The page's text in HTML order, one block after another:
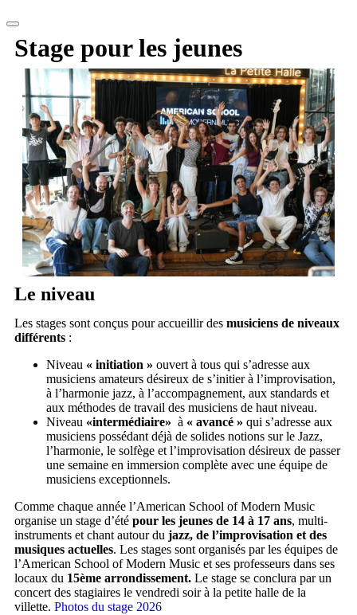
Stage pour les jeunes
Le niveau
Les stages sont conçus pour accueillir des musiciens de niveaux
différents :
Niveau « initiation » ouvert à tous qui s’adresse aux
musiciens amateurs désireux de s’initier à l’improvisation,
à l’harmonie jazz, à l’accompagnement, aux standards et
aux méthodes de travail des musiciens de haut niveau.
Niveau «intermédiaire» à « avancé » qui s’adresse aux
musiciens possédant déjà de solides notions sur le Jazz,
l’harmonie, le solfège et l’improvisation désireux de passer
une semaine en immersion complète avec une équipe de
musiciens exceptionnels.
Comme chaque année l’American School of Modern Music
organise un stage d’été pour les jeunes de 14 à 17 ans, multi-
instruments et chant autour du jazz, de l’improvisation et des
musiques actuelles. Les stages sont organisés par les équipes de
l’American School of Modern Music et ses professeurs dans ses
locaux du 15ème arrondissement.
concert des stagiaires le vendredi soir à la petite halle de la
villette. Photos du stage 2026